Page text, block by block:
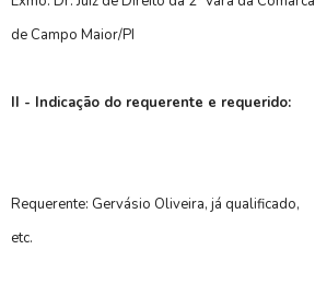
de Campo Maior/PI
II - Indicação do requerente e requerido:
Requerente: Gervásio Oliveira, já qualificado,
etc.